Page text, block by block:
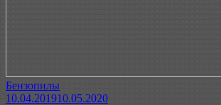
Бензопилы
10.04.201910.05.2020